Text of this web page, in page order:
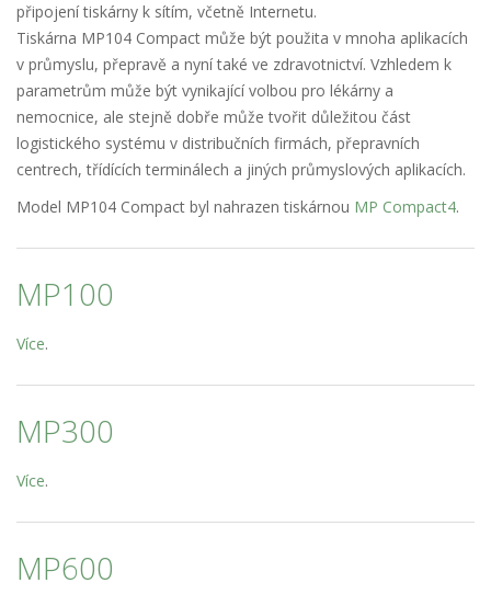
připojení tiskárny k sítím, včetně Internetu.
Tiskárna MP104 Compact může být použita v mnoha aplikacích
v průmyslu, přepravě a nyní také ve zdravotnictví. Vzhledem k
parametrům může být vynikající volbou pro lékárny a
nemocnice, ale stejně dobře může tvořit důležitou část
logistického systému v distribučních firmách, přepravních
centrech, třídících terminálech a jiných průmyslových aplikacích.
Model MP104 Compact byl nahrazen tiskárnou MP Compact4.
MP100
Více.
MP300
Více.
MP600